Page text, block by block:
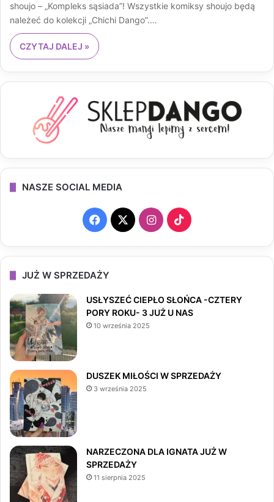
shoujo – „Kompleks sąsiada”! Wszystkie komiksy shoujo będą
należeć do kolekcji „Chichi Dango”.…
CZYTAJ DALEJ »
NASZE SOCIAL MEDIA
F
a
c
e
b
k
X
I
n
a
T
i
T
o
JUŻ W SPRZEDAŻY
USŁYSZEĆ CIEPŁO SŁOŃCA -CZTERY
PORY ROKU- 3 JUŻ U NAS
10 września 2025
DUSZEK MIŁOŚCI W SPRZEDAŻY
3 września 2025
NARZECZONA DLA IGNATA JUŻ W
SPRZEDAŻY
11 sierpnia 2025